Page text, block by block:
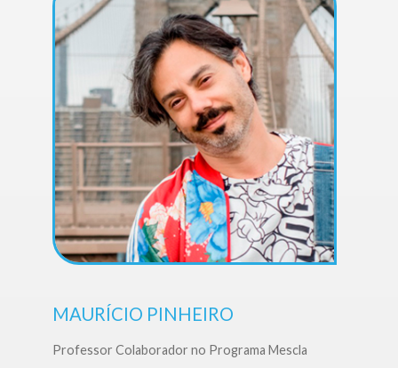
MAURÍCIO PINHEIRO
Professor Colaborador no Programa Mescla